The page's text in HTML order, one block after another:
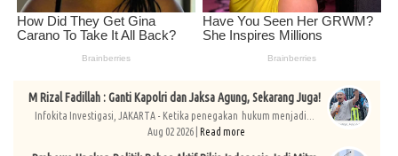
M Rizal Fadillah : Ganti Kapolri dan Jaksa Agung, Sekarang Juga!
Infokita Investigasi, JAKARTA - Ketika penegakan hukum menjadi...
Aug 02 2026 | Read more